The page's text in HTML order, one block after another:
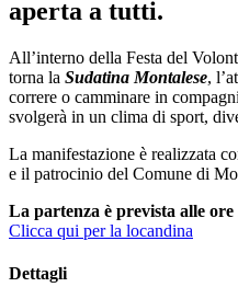
aperta a tutti.
All’interno della Festa del
torna la Sudatina Montalese,
correre o camminare in
svolgerà in un clima di sport,
La manifestazione è realizzata
e il patrocinio del Comune di
La partenza è prevista alle ore
Clicca qui per la locandina
Dettagli